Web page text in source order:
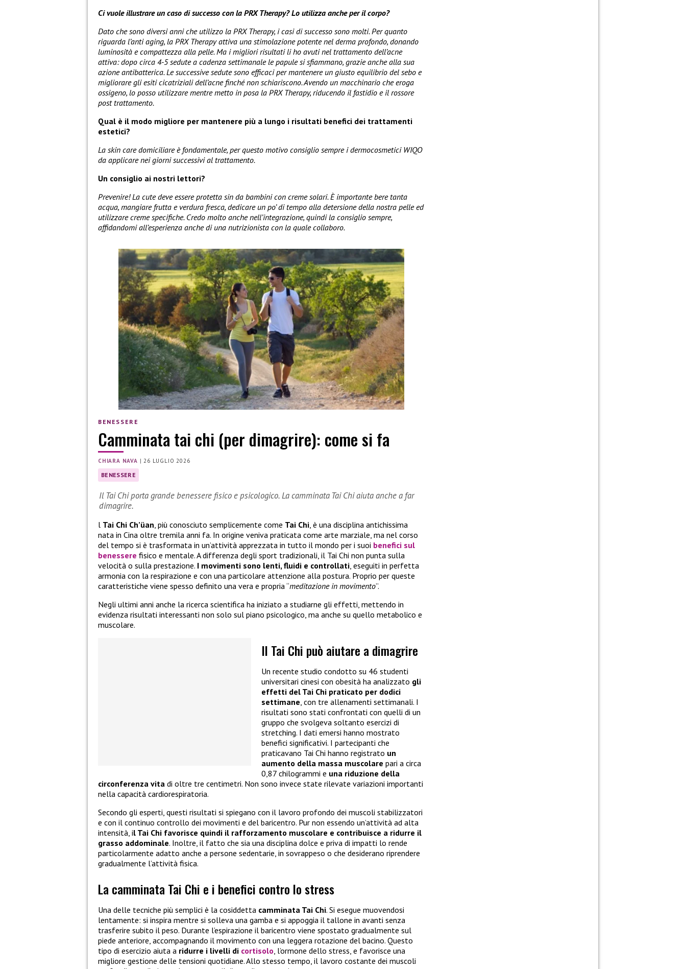
Ci vuole illustrare un caso di successo con la PRX Therapy? Lo utilizza anche per il corpo?
Dato che sono diversi anni che utilizzo la PRX Therapy, i casi di successo sono molti. Per quanto
riguarda l’anti aging, la PRX Therapy attiva una stimolazione potente nel derma profondo, donando
luminosità e compattezza alla pelle. Ma i migliori risultati li ho avuti nel trattamento dell’acne
attiva: dopo circa 4-5 sedute a cadenza settimanale le papule si sfiammano, grazie anche alla sua
azione antibatterica. Le successive sedute sono efficaci per mantenere un giusto equilibrio del sebo e
migliorare gli esiti cicatriziali dell’acne finché non schiariscono. Avendo un macchinario che eroga
ossigeno, lo posso utilizzare mentre metto in posa la PRX Therapy, riducendo il fastidio e il rossore
post trattamento.
Qual è il modo migliore per mantenere più a lungo i risultati benefici dei trattamenti
estetici?
La skin care domiciliare è fondamentale, per questo motivo consiglio sempre i dermocosmetici WIQO
da applicare nei giorni successivi al trattamento.
Un consiglio ai nostri lettori?
Prevenire! La cute deve essere protetta sin da bambini con creme solari. È importante bere tanta
acqua, mangiare frutta e verdura fresca, dedicare un po’ di tempo alla detersione della nostra pelle ed
utilizzare creme specifiche. Credo molto anche nell’integrazione, quindi la consiglio sempre,
affidandomi all’esperienza anche di una nutrizionista con la quale collaboro.
BENESSERE
Camminata tai chi (per dimagrire): come si fa
CHIARA NAVA |26 LUGLIO 2026
BENESSERE
Il Tai Chi porta grande benessere fisico e psicologico. La camminata Tai Chi aiuta anche a far
dimagrire.
l Tai Chi Ch’üan , più conosciuto semplicemente come Tai Chi , è una disciplina antichissima
nata in Cina oltre tremila anni fa. In origine veniva praticata come arte marziale, ma nel corso
del tempo si è trasformata in un’attività apprezzata in tutto il mondo per i suoi benefici sul
benessere fisico e mentale. A differenza degli sport tradizionali, il Tai Chi non punta sulla
velocità o sulla prestazione. I movimenti sono lenti, fluidi e controllati , eseguiti in perfetta
armonia con la respirazione e con una particolare attenzione alla postura. Proprio per queste
caratteristiche viene spesso definito una vera e propria “meditazione in movimento”.
Negli ultimi anni anche la ricerca scientifica ha iniziato a studiarne gli effetti, mettendo in
evidenza risultati interessanti non solo sul piano psicologico, ma anche su quello metabolico e
muscolare.
Il Tai Chi può aiutare a dimagrire
Un recente studio condotto su 46 studenti
universitari cinesi con obesità ha analizzato gli
effetti del Tai Chi praticato per dodici
settimane, con tre allenamenti settimanali. I
risultati sono stati confrontati con quelli di un
gruppo che svolgeva soltanto esercizi di
stretching. I dati emersi hanno mostrato
benefici significativi. I partecipanti che
praticavano Tai Chi hanno registrato un
aumento della massa muscolare pari a circa
0,87 chilogrammi e una riduzione della
circonferenza vita di oltre tre centimetri. Non sono invece state rilevate variazioni importanti
nella capacità cardiorespiratoria.
Secondo gli esperti, questi risultati si spiegano con il lavoro profondo dei muscoli stabilizzatori
e con il continuo controllo dei movimenti e del baricentro. Pur non essendo un’attività ad alta
intensità, il Tai Chi favorisce quindi il rafforzamento muscolare e contribuisce a ridurre il
grasso addominale. Inoltre, il fatto che sia una disciplina dolce e priva di impatti lo rende
particolarmente adatto anche a persone sedentarie, in sovrappeso o che desiderano riprendere
gradualmente l’attività fisica.
La camminata Tai Chi e i benefici contro lo stress
Una delle tecniche più semplici è la cosiddetta camminata Tai Chi. Si esegue muovendosi
lentamente: si inspira mentre si solleva una gamba e si appoggia il tallone in avanti senza
trasferire subito il peso. Durante l’espirazione il baricentro viene spostato gradualmente sul
piede anteriore, accompagnando il movimento con una leggera rotazione del bacino. Questo
tipo di esercizio aiuta a ridurre i livelli di cortisolo, l’ormone dello stress, e favorisce una
migliore gestione delle tensioni quotidiane. Allo stesso tempo, il lavoro costante dei muscoli